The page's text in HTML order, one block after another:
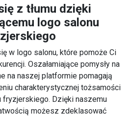
z tłumu dzięki
logo salonu
w logo salonu, które pomoże Ci
Oszałamiające pomysły na
na naszej platformie pomagają
charakterystycznej tożsamości
fryzjerskiego. Dzięki naszemu
możesz zdeklasować